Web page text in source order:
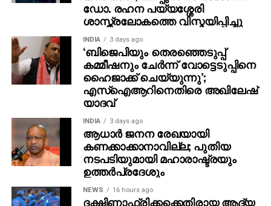
സൃഷ്ടിക്കുന്നുവെന്ന് കേന്ദ്ര ടെലികമ്യൂണിക്കേഷന്‍
മന്ത്രാലയം വിലയിരുത്തുന്നു.
പലരും സിം വാങ്ങി അക്കൗണ്ട് ആരംഭിച്ച് പിന്നീട് സിം
ഉപേക്ഷിക്കുന്ന രീതി അന്വേഷണ ഏജന്‍സികള്‍ക്കും
നിരീക്ഷണത്തിനും തടസം സൃഷ്ടിക്കുന്നതായാണ്
കണ്ടെത്തല്‍.
യു.പി.ഐ., ബാങ്കിങ് ആപ്പുകള്‍ തുടങ്ങി ഡിജിറ്റല്‍
പേയ്‌മെന്റുകളില്‍ ഇതിനോടുസമാനമായ
കര്‍ശനസുരക്ഷാ സംവിധാനം നിലവിലുണ്ട്. സേബി
മുന്‍പ് നിര്‍ദേശിച്ചതുപോലെ സിം ബന്ധിപ്പിക്കല്‍,
ഫേഷ്യല്‍ റെക്കഗ്‌നിഷന്‍ തുടങ്ങി കൂടുതല്‍ സുരക്ഷാ
നടപടികളിലേക്ക് രാജ്യത്ത് നീങ്ങുന്നുവെന്നതിനും
പുതിയ മാര്‍ഗനിര്‍ദേശം സൂചനയാകുന്നു.
ഡോ. രഹന പയ്യശ്ശേരി
ശാസ്ത്രലോകത്തെ വിസ്മയിപ്പിച്ചു
INDIA 3 days ago
‘ബിജെപിയും തെരഞ്ഞെടുപ്പ്
കമ്മീഷനും ചേർന്ന് വോട്ടെടുപ്പിനെ
ഹൈജാക്ക് ചെയ്യുന്നു’;
എസ്ഐആറിനെതിരെ അഖിലേഷ്
യാദവ്
INDIA 3 days ago
ആധാർ ജനന രേഖയായി
കണക്കാക്കാനാവില്ല; പുതിയ
നടപടിയുമായി മഹാരാഷ്ട്രയും
ഉത്തർപ്രദേശും
NEWS 16 hours ago
ദക്ഷിണാഫ്രിക്കക്കെതിരായ ആദ്യ